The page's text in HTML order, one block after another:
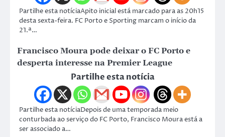
Partilhe esta notíciaApito inicial está marcado para as 20h15
desta sexta-feira. FC Porto e Sporting marcam o início da
21.ª…
Francisco Moura pode deixar o FC Porto e
desperta interesse na Premier League
Partilhe esta notícia
Partilhe esta notíciaDepois de uma temporada meio
conturbada ao serviço do FC Porto, Francisco Moura está a
ser associado a…